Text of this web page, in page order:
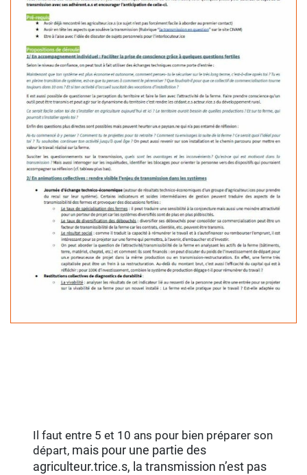
Il faut entre 5 et 10 ans pour bien préparer son
départ, mais pour une partie des
agriculteur.trice.s, la transmission n’est pas